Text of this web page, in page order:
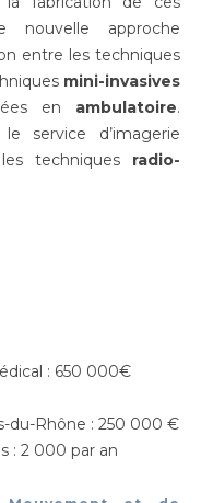
d'Infectiologie
Rares
Rares
nouvelle approche
entre les techniques
mini-invasives
en ambulatoire.
service d’imagerie
techniquesradio-
: 650 000€
du-Rhône : 250 000 €
: 2 000 par an